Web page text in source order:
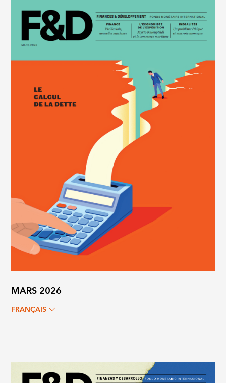
MARS 2026
FRANÇAIS